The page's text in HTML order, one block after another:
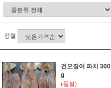
정렬
건오징어 파치 300
g
(품절)